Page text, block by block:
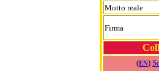
Motto reale
Firma
(EN)